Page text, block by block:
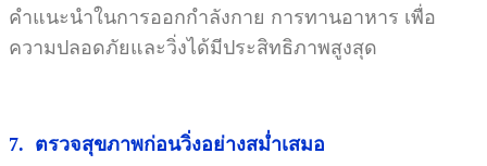
คำแนะนำในการออกกำลังกาย การทานอาหาร เพื่อ
ความปลอดภัยและวิ่งได้มีประสิทธิภาพสูงสุด
7. ตรวจสุขภาพก่อนวิ่งอย่างสม่ำเสมอ